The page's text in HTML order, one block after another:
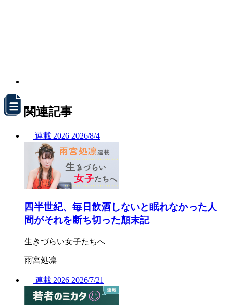
関連記事
連載 2026 2026/8/4
四半世紀、毎日飲酒しないと眠れなかった人
間がそれを断ち切った顛末記
生きづらい女子たちへ
雨宮処凛
連載 2026 2026/7/21